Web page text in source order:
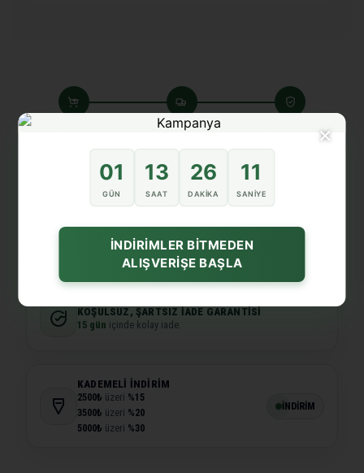
Kargoya verdik
11 Ağustos - 12 Ağustos
Siparişiniz özenle hazırlanır ve hızlıca yola çıkar.
KOŞULSUZ, ŞARTSIZ İADE GARANTISI
15 gün içinde kolay iade.
KADEMELI İNDIRIM
2500₺ üzeri %15
3500₺ üzeri %20
5000₺ üzeri %30
İNDİRİM
×
01
GÜN
13
SAAT
26
DAKIKA
11
SANIYE
İNDİRİMLER BİTMEDEN
ALIŞVERİŞE BAŞLA